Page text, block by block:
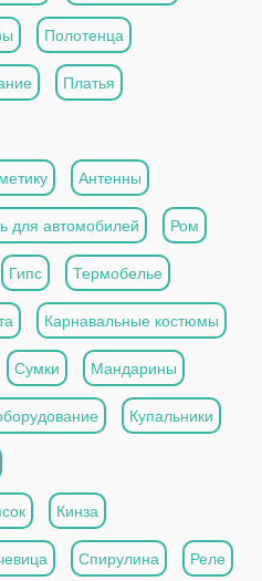
Полотенца
Платья
Антенны
для автомобилей Ром
Гипс Термобелье
Карнавальные костюмы
Сумки Мандарины
Купальники
Кинза
Спирулина Реле